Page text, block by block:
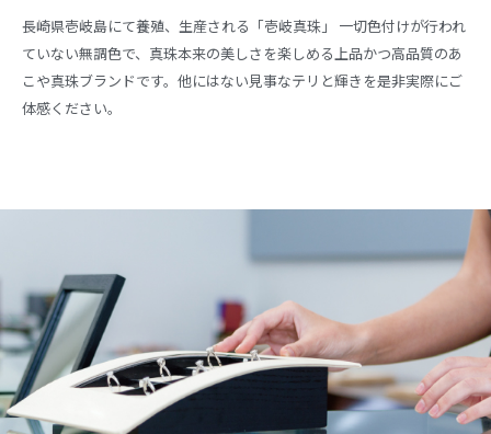
長崎県壱岐島にて養殖、生産される「壱岐真珠」 一切色付けが行われ
ていない無調色で、真珠本来の美しさを楽しめる上品かつ高品質のあ
こや真珠ブランドです。他にはない見事なテリと輝きを是非実際にご
体感ください。